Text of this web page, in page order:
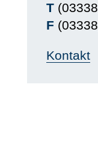
T
F
Kontakt